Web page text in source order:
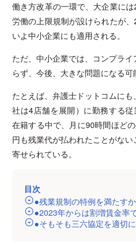
働き方改革の一環で、大企業に
労働の上限規制が設けられたが
いよ中小企業にも適用される。
ただ、中小企業では、コンプラ
らず、今後、大きな問題になる可
たとえば、弁護士ドットコムに
社は4店舗を展開）に勤務する
在籍する中で、月に90時間ほど
円も残業代が払われたことがな
寄せられている。
目次
●残業規制の特例を満たす
●2023年からは割増賃金率
●そもそも三六協定を適切